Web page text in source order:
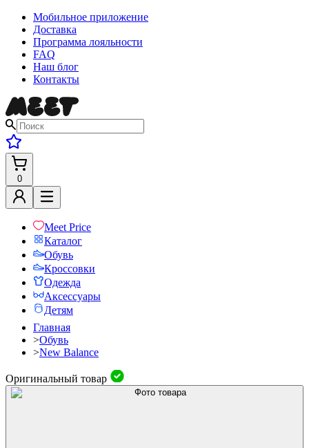
Мобильное приложение
Доставка
Программа лояльности
FAQ
Наш блог
Контакты
0
Meet Price
Каталог
Обувь
Кроссовки
Одежда
Аксессуары
Детям
Главная
>Обувь
>New Balance
Оригинальный товар